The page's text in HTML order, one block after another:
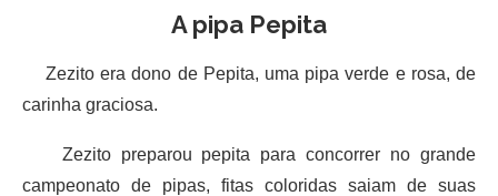
A pipa Pepita
Zezito era dono de Pepita, uma pipa verde e rosa, de
carinha graciosa.
Zezito preparou pepita para concorrer no grande
campeonato de pipas, fitas coloridas saiam de suas